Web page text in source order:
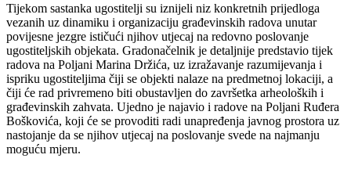
Tijekom sastanka ugostitelji su iznijeli niz konkretnih prijedloga
vezanih uz dinamiku i organizaciju građevinskih radova unutar
povijesne jezgre ističući njihov utjecaj na redovno poslovanje
ugostiteljskih objekata. Gradonačelnik je detaljnije predstavio tijek
radova na Poljani Marina Držića, uz izražavanje razumijevanja i
ispriku ugostiteljima čiji se objekti nalaze na predmetnoj lokaciji, a
čiji će rad privremeno biti obustavljen do završetka arheoloških i
građevinskih zahvata. Ujedno je najavio i radove na Poljani Ruđera
Boškovića, koji će se provoditi radi unapređenja javnog prostora uz
nastojanje da se njihov utjecaj na poslovanje svede na najmanju
moguću mjeru.